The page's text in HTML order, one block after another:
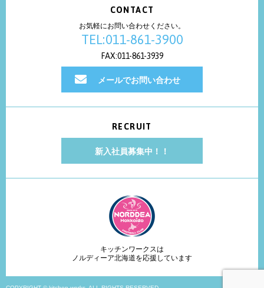
CONTACT
お気軽にお問い合わせください。
TEL:011-861-3900
FAX:011-861-3939
メールでお問い合わせ
RECRUIT
新入社員募集中！！
キッチンワークスは
ノルディーア北海道を応援しています